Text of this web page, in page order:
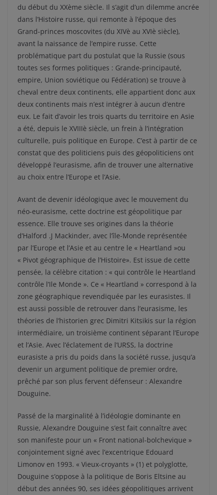
du début du XXème siècle. Il s’agit d’un dilemme ancrée
dans l’Histoire russe, qui remonte à l’époque des
Grand-princes moscovites (du XIVè au XVIè siècle),
avant la naissance de l’empire russe. Cette
problématique part du postulat que la Russie (sous
toutes ses formes politiques : Grande-principauté,
empire, Union soviétique ou Fédération) se trouve à
cheval entre deux continents, elle appartient donc aux
deux continents mais n’est intégrer à aucun d’entre
eux. Le fait d’avoir les trois quarts du territoire en Asie
a été, depuis le XVIIIè siècle, un frein à l’intégration
culturelle, puis politique en Europe. C’est à partir de ce
constat que des politiciens puis des géopoliticiens ont
développé l’eurasisme, afin de trouver une alternative
au choix entre l’Europe et l’Asie.
Avant de devenir idéologique avec le mouvement du
néo-eurasisme, cette doctrine est géopolitique par
essence. Elle trouve ses origines dans la théorie
d’Halford .J Mackinder, avec l’île-Monde représentée
par l’Europe et l’Asie et au centre le « Heartland »ou
« Pivot géographique de l’Histoire». Est issue de cette
pensée, la célèbre citation : « qui contrôle le Heartland
contrôle l’Ile Monde ». Ce « Heartland » correspond à la
zone géographique revendiquée par les eurasistes. Il
est aussi possible de retrouver dans l’eurasisme, les
théories de l’historien grec Dimitri Kitsikis sur la région
intermédiaire, un troisième continent séparant l’Europe
et l’Asie. Avec l’éclatement de l’URSS, la doctrine
eurasiste a pris du poids dans la société russe, jusqu’a
devenir un argument politique de premier ordre,
prêché par son plus fervent défenseur : Alexandre
Douguine.
Passé de la marginalité à l’idéologie dominante en
Russie, Alexandre Douguine s’est fait connaître avec
son manifeste pour un « Front national-bolchevique »
conjointement signé avec l’excentrique Edouard
Limonov en 1993. « Vieux-croyants » (1) et polyglotte,
Douguine s’oppose à la politique de Boris Eltsine au
début des années 90, ses idées géopolitiques arrivent